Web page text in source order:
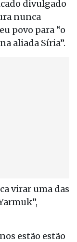
divulgado
nunca
povo para “o
aliada Síria”.
virar uma das
estão estão